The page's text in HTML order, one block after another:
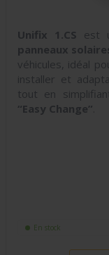
Unifix 1.CS est
panneaux
véhicules, idéal
installer et
tout en
“Easy Change”
En stock